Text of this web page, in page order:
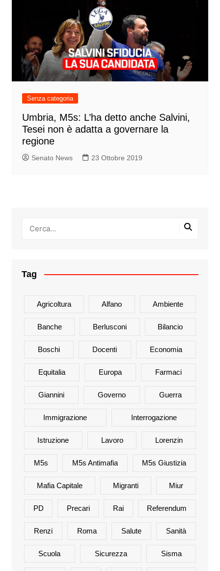
Senza categoria
Umbria, M5s: L’ha detto anche Salvini,
Tesei non è adatta a governare la
regione
Senato News 23 Ottobre 2019
Tag
Agricoltura Alfano Ambiente
Banche Berlusconi Bilancio
Boschi Docenti Economia
Equitalia Europa Farmaci
Giannini Governo Guerra
Immigrazione Interrogazione
Istruzione Lavoro Lorenzin
M5s M5s Antimafia M5s Giustizia
Mafia Capitale Migranti Miur
PD Precari Rai Referendum
Renzi Roma Salute Sanità
Scuola Sicurezza Sisma